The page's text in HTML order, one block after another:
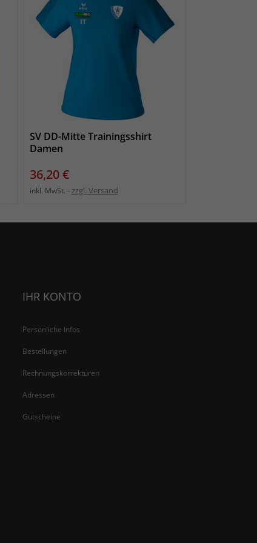
SV DD-Mitte Trainingsshirt
Damen
Preis
36,20 €
inkl. MwSt. zzgl. Versand
IHR KONTO
Persönliche Infos
Bestellungen
Rechnungskorrekturen
Adressen
Gutscheine